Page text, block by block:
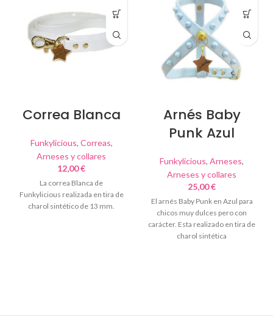
Correa Blanca
Funkylicious, Correas,
Arneses y collares
12,00€
La correa Blanca de
Funkylicious realizada en tira de
charol sintético de 13 mm.
Arnés Baby
Punk Azul
Funkylicious, Arneses,
Arneses y collares
25,00€
El arnés Baby Punk en Azul para
chicos muy dulces pero con
carácter. Esta realizado en tira de
charol sintética